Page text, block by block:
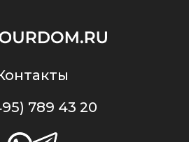
789 43 20